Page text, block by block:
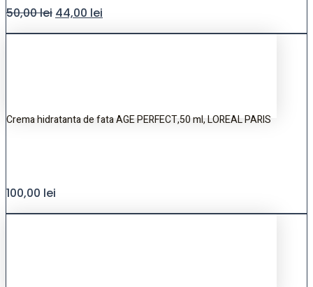
50,00lei 44,00 lei
Crema hidratanta de fata AGE PERFECT,50 ml, LOREAL PARIS
100,00 lei